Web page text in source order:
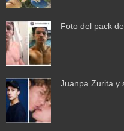
Foto del pack
Juanpa Zurita y